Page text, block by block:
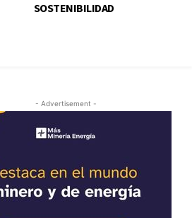
SOSTENIBILIDAD
- Advertisement -